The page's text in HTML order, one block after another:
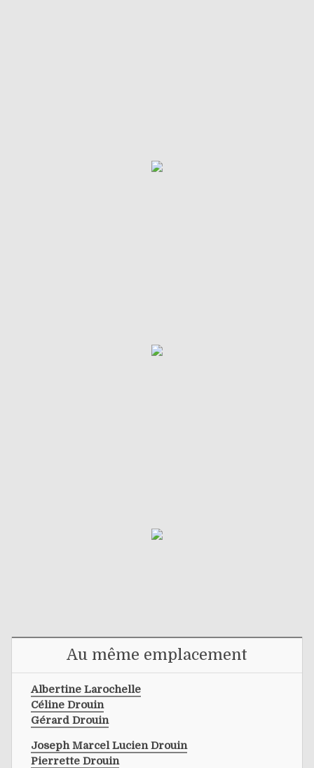
Au même emplacement
Albertine Larochelle
Céline Drouin
Gérard Drouin
Joseph Marcel Lucien Drouin
Pierrette Drouin